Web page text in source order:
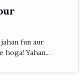
fun aur
Yahan...